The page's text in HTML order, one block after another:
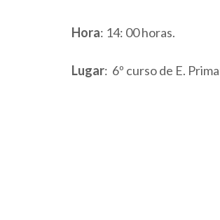
Hora: 14: 00 horas.
Lugar: 6º curso de E.